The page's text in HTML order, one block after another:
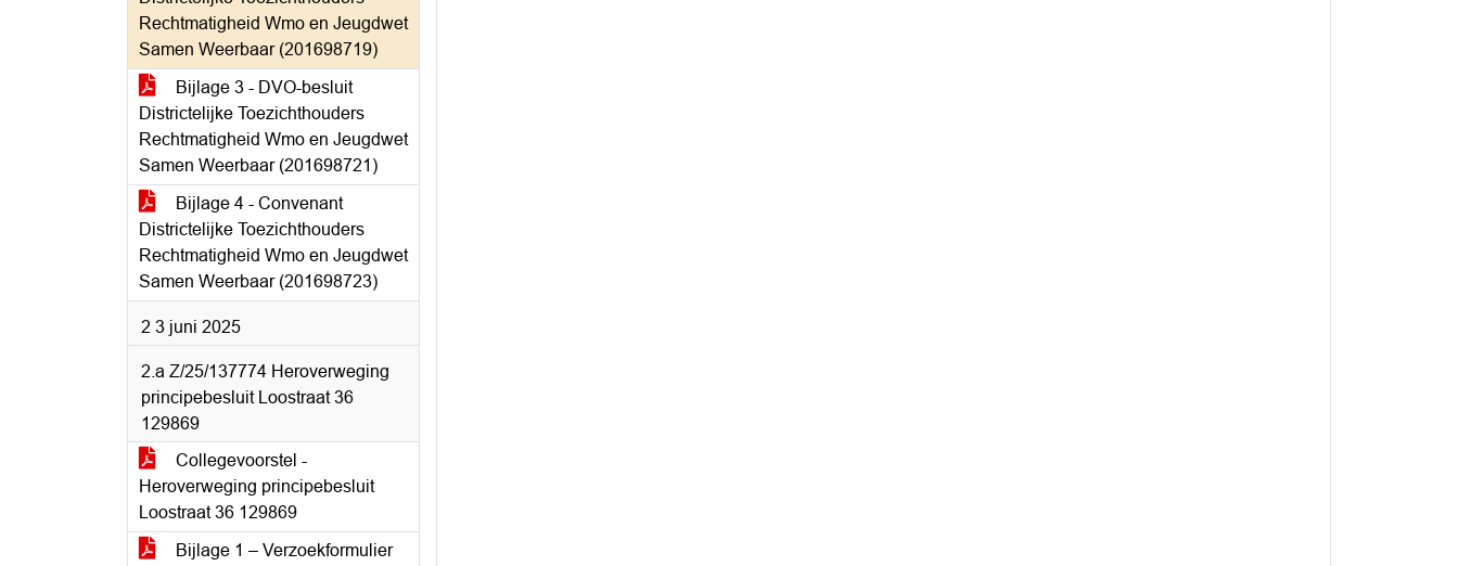
Rechtmatigheid Wmo en Jeugdwet
Samen Weerbaar (201698719)
Bijlage 3 - DVO-besluit
Districtelijke Toezichthouders
Rechtmatigheid Wmo en Jeugdwet
Samen Weerbaar (201698721)
Bijlage 4 - Convenant
Districtelijke Toezichthouders
Rechtmatigheid Wmo en Jeugdwet
Samen Weerbaar (201698723)
2 3 juni 2025
2.a Z/25/137774 Heroverweging
principebesluit Loostraat 36
129869
Collegevoorstel -
Heroverweging principebesluit
Loostraat 36 129869
Bijlage 1 – Verzoekformulier